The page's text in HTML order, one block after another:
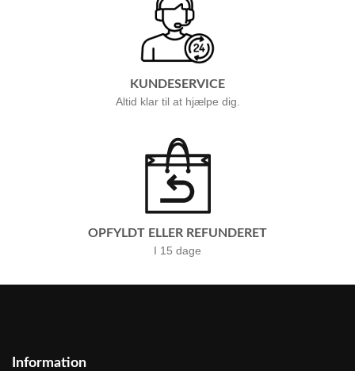
KUNDESERVICE
Altid klar til at hjælpe dig.
OPFYLDT ELLER REFUNDERET
I 15 dage
Information